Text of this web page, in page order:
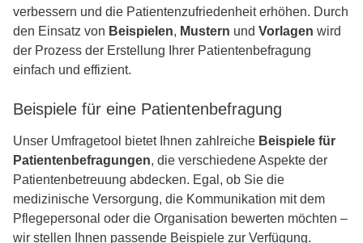
verbessern und die Patientenzufriedenheit erhöhen. Durch
den Einsatz von Beispielen, Mustern und Vorlagen wird
der Prozess der Erstellung Ihrer Patientenbefragung
einfach und effizient.
Beispiele für eine Patientenbefragung
Unser Umfragetool bietet Ihnen zahlreiche Beispiele für
Patientenbefragungen, die verschiedene Aspekte der
Patientenbetreuung abdecken. Egal, ob Sie die
medizinische Versorgung, die Kommunikation mit dem
Pflegepersonal oder die Organisation bewerten möchten –
wir stellen Ihnen passende Beispiele zur Verfügung.